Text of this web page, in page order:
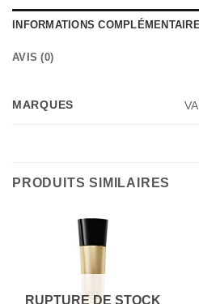
INFORMATIONS
AVIS (0)
MARQUES
PRODUITS SIMILAIRES
RUPTURE DE STOCK